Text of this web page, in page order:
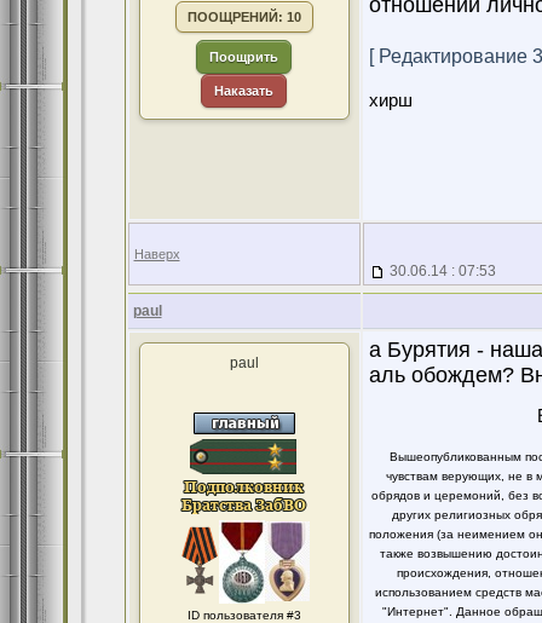
ПООЩРЕНИЙ: 10
Поощрить
Наказать
отношении
[ Редактирование
хирш
Наверх
30.06.14 : 07:53
paul
paul
ID пользователя #3
а Бурятия -
аль обождем?
Вышеопубликованным
чувствам верующих, не в
обрядов и церемоний, без
других религиозных
положения (за неимением
также возвышению
происхождения,
использованием средств
"Интернет". Данное